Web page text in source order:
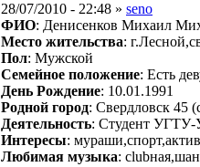
28/07/2010 - 22:48 » seno
ФИО: Денисенков Михаил
Место жительства:
Пол: Мужской
Семейное положение: Есть
День Рождение: 10.01.1991
Родной город: Свердловск 45
Деятельность: Студент
Интересы:
Любимая музыка: